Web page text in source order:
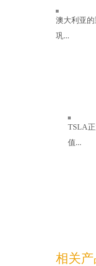
澳大利亚
巩...
TSLA
值...
相关